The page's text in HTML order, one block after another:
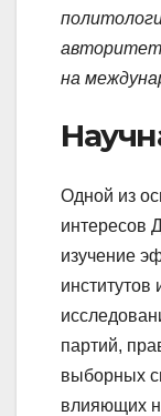
на
Одной из
интересов
изучение
партий,
выборных
влияющих